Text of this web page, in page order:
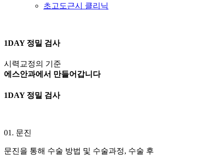
초고도근시 클리닉
1DAY 정밀 검사
시력교정의 기준
에스안과에서 만들어갑니다
1DAY 정밀 검사
01. 문진
문진을 통해 수술 방법 및 수술과정, 수술 후